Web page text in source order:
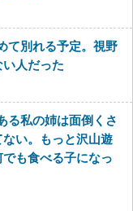
て別れる予定。視野
人だった
る私の姉は面倒くさ
い。もっと沢山遊
も食べる子になっ